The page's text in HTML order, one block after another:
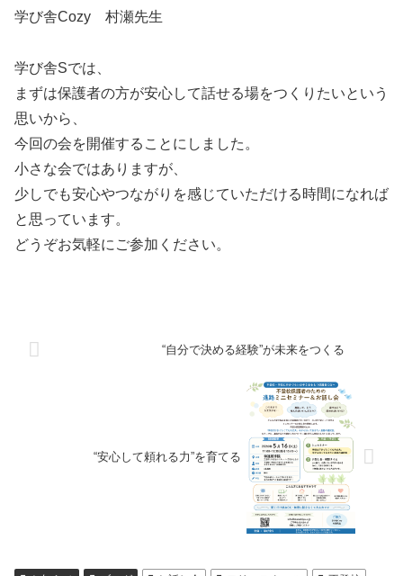
学び舎Cozy 村瀬先生
学び舎Sでは、
まずは保護者の方が安心して話せる場をつくりたいという
思いから、
今回の会を開催することにしました。
小さな会ではありますが、
少しでも安心やつながりを感じていただける時間になれば
と思っています。
どうぞお気軽にご参加ください。
“自分で決める経験”が未来をつくる
“安心して頼れる力”を育てる